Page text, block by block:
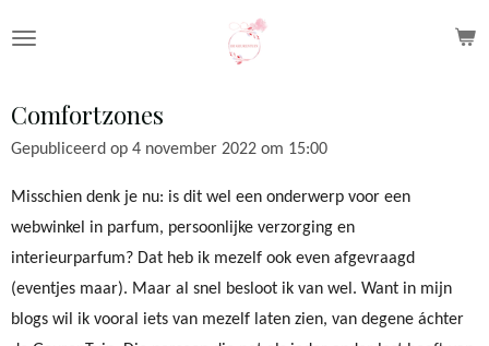
de
hoofdinhoud
Comfortzones
Gepubliceerd op 4 november 2022 om 15:00
Misschien denk je nu: is dit wel een onderwerp voor een
webwinkel in parfum, persoonlijke verzorging en
interieurparfum? Dat heb ik mezelf ook even afgevraagd
(eventjes maar). Maar al snel besloot ik van wel. Want in mijn
blogs wil ik vooral iets van mezelf laten zien, van degene áchter